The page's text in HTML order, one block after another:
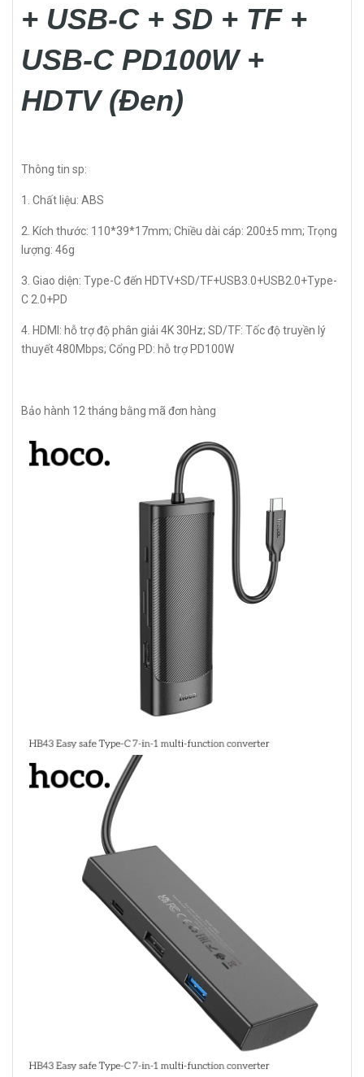
+ USB-C + SD + TF +
USB-C PD100W +
HDTV (Đen)
Thông tin sp:
1. Chất liệu: ABS
2. Kích thước: 110*39*17mm; Chiều dài cáp: 200±5 mm; Trọng
lượng: 46g
3. Giao diện: Type-C đến HDTV+SD/TF+USB3.0+USB2.0+Type-
C 2.0+PD
4. HDMI: hỗ trợ độ phân giải 4K 30Hz; SD/TF: Tốc độ truyền lý
thuyết 480Mbps; Cổng PD: hỗ trợ PD100W
Bảo hành 12 tháng bằng mã đơn hàng